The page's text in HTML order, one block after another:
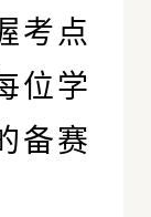
考点
位学
备赛